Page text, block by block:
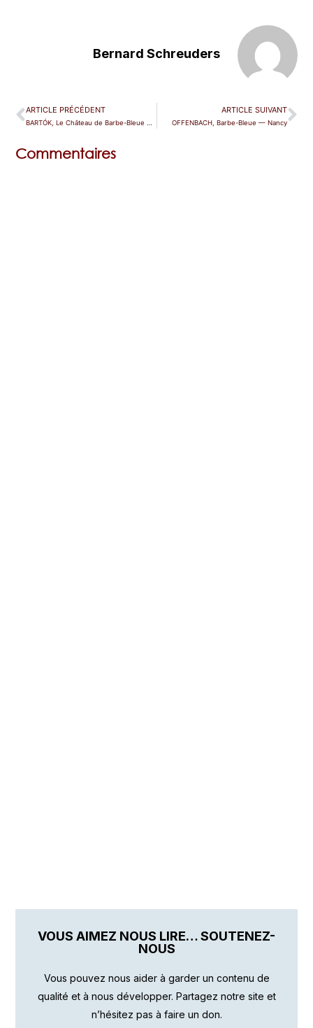
Bernard Schreuders
ARTICLE PRÉCÉDENT ARTICLE SUIVANT
OFFENBACH, Barbe-Bleue — Nancy
Commentaires
VOUS AIMEZ NOUS LIRE… SOUTENEZ-
NOUS
Vous pouvez nous aider à garder un contenu de
qualité et à nous développer. Partagez notre site et
n’hésitez pas à faire un don.